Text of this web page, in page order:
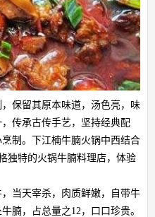
保留其原本味道，汤色亮，味
传承古传手艺，坚持经典配
制。下江楠牛腩火锅中西结合
独特的火锅牛腩料理店，体验
当天宰杀，肉质鲜嫩，自带牛
腩，占总量之12，口口珍贵。